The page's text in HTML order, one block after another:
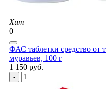
Хит
0
ФАС таблетки средство от
муравьев, 100 г
1 150 руб.